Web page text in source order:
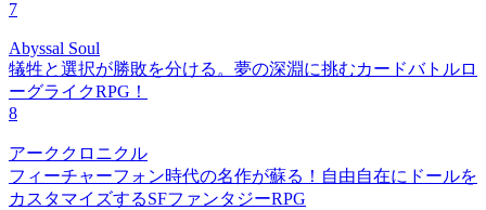
7
Abyssal Soul
犠牲と選択が勝敗を分ける。夢の深淵に挑むカードバトルロ
ーグライクRPG！
8
アーククロニクル
フィーチャーフォン時代の名作が蘇る！自由自在にドールを
カスタマイズするSFファンタジーRPG